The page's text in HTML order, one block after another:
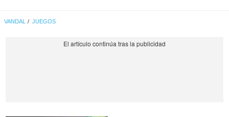
VANDAL JUEGOS